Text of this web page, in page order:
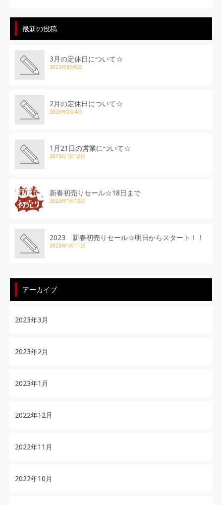
最新の投稿
3月の定休日について☆
2023年3月6日
2月の定休日について☆
2023年2月4日
1月21日の営業について☆
2023年1月12日
新春初売りセール☆18日まで
2023年1月12日
2023 新春初売りセール☆明日からスタート！！
2023年1月11日
アーカイブ
2023年3月
2023年2月
2023年1月
2022年12月
2022年11月
2022年10月